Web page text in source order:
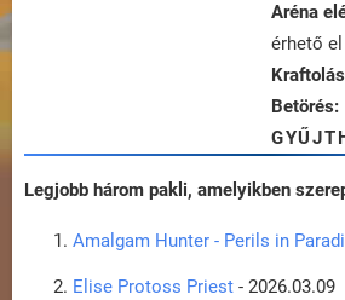
Aréna
érhető el
Betörés:
Legjobb három pakli, amelyikben
Amalgam Hunter - Perils in
Elise Protoss Priest - 2026.03.09